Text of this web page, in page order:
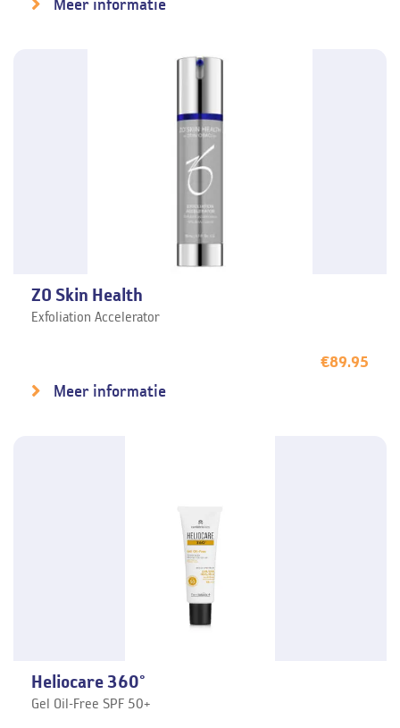
Meer informatie
ZO Skin Health
Exfoliation Accelerator
€89.95
Meer informatie
Heliocare 360°
Gel Oil-Free SPF 50+